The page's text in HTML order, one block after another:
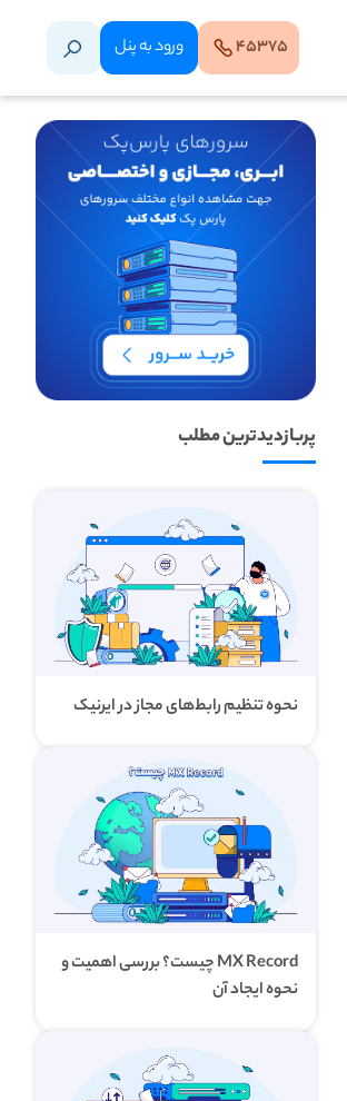
۴۵۳۷۵ ورود‌ به‌ پنل
پربازدیدترین مطلب
نحوه تنظیم رابط‌های مجاز در ایرنیک
MX Record چیست؟ بررسی اهمیت و
نحوه ایجاد آن